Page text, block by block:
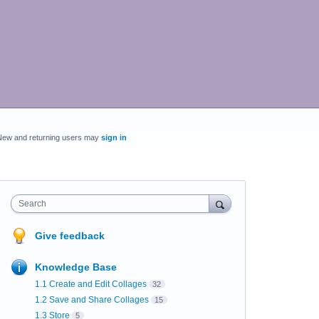
and returning users may sign in
Search
Give feedback
Knowledge Base
1.1 Create and Edit Collages 32
1.2 Save and Share Collages 15
1.3 Store 5